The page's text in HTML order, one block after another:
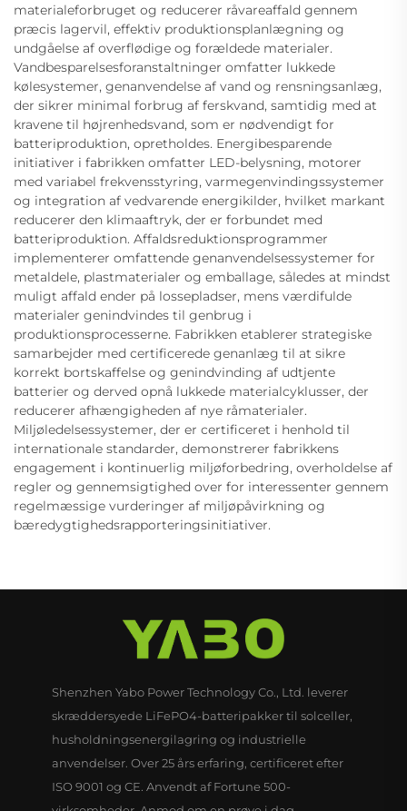
materialeforbruget og reducerer råvareaffald gennem
præcis lagervil, effektiv produktionsplanlægning og
undgåelse af overflødige og forældede materialer.
Vandbesparelsesforanstaltninger omfatter lukkede
kølesystemer, genanvendelse af vand og rensningsanlæg,
der sikrer minimal forbrug af ferskvand, samtidig med at
kravene til højrenhedsvand, som er nødvendigt for
batteriproduktion, opretholdes. Energibesparende
initiativer i fabrikken omfatter LED-belysning, motorer
med variabel frekvensstyring, varmegenvindingssystemer
og integration af vedvarende energikilder, hvilket markant
reducerer den klimaaftryk, der er forbundet med
batteriproduktion. Affaldsreduktionsprogrammer
implementerer omfattende genanvendelsessystemer for
metaldele, plastmaterialer og emballage, således at mindst
muligt affald ender på lossepladser, mens værdifulde
materialer genindvindes til genbrug i
produktionsprocesserne. Fabrikken etablerer strategiske
samarbejder med certificerede genanlæg til at sikre
korrekt bortskaffelse og genindvinding af udtjente
batterier og derved opnå lukkede materialcyklusser, der
reducerer afhængigheden af nye råmaterialer.
Miljøledelsessystemer, der er certificeret i henhold til
internationale standarder, demonstrerer fabrikkens
engagement i kontinuerlig miljøforbedring, overholdelse af
regler og gennemsigtighed over for interessenter gennem
regelmæssige vurderinger af miljøpåvirkning og
bæredygtighedsrapporteringsinitiativer.
Shenzhen Yabo Power Technology Co., Ltd. leverer
skræddersyede LiFePO4-batteripakker til solceller,
husholdningsenergilagring og industrielle
anvendelser. Over 25 års erfaring, certificeret efter
ISO 9001 og CE. Anvendt af Fortune 500-